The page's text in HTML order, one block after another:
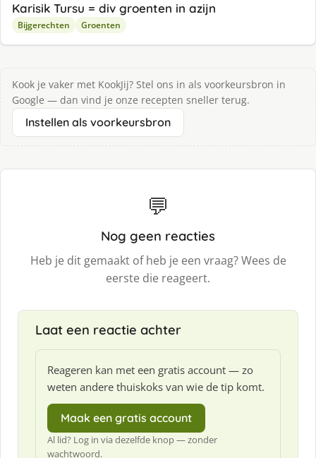
Karisik Tursu = div groenten in azijn
Bijgerechten Groenten
Kook je vaker met KookJij? Stel ons in als voorkeursbron in
Google — dan vind je onze recepten sneller terug.
Instellen als voorkeursbron
💬
Nog geen reacties
Heb je dit gemaakt of heb je een vraag? Wees de
eerste die reageert.
Laat een reactie achter
Reageren kan met een gratis account — zo
weten andere thuiskoks van wie de tip komt.
Maak een gratis account
Al lid? Log in via dezelfde knop — zonder
wachtwoord.